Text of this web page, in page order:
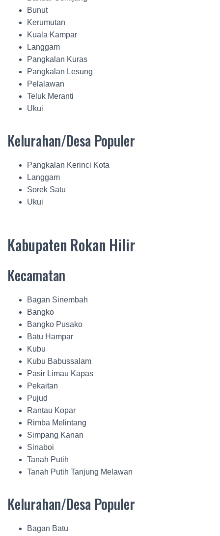
Bunut
Kerumutan
Kuala Kampar
Langgam
Pangkalan Kuras
Pangkalan Lesung
Pelalawan
Teluk Meranti
Ukui
Kelurahan/Desa Populer
Pangkalan Kerinci Kota
Langgam
Sorek Satu
Ukui
Kabupaten Rokan Hilir
Kecamatan
Bagan Sinembah
Bangko
Bangko Pusako
Batu Hampar
Kubu
Kubu Babussalam
Pasir Limau Kapas
Pekaitan
Pujud
Rantau Kopar
Rimba Melintang
Simpang Kanan
Sinaboi
Tanah Putih
Tanah Putih Tanjung Melawan
Kelurahan/Desa Populer
Bagan Batu